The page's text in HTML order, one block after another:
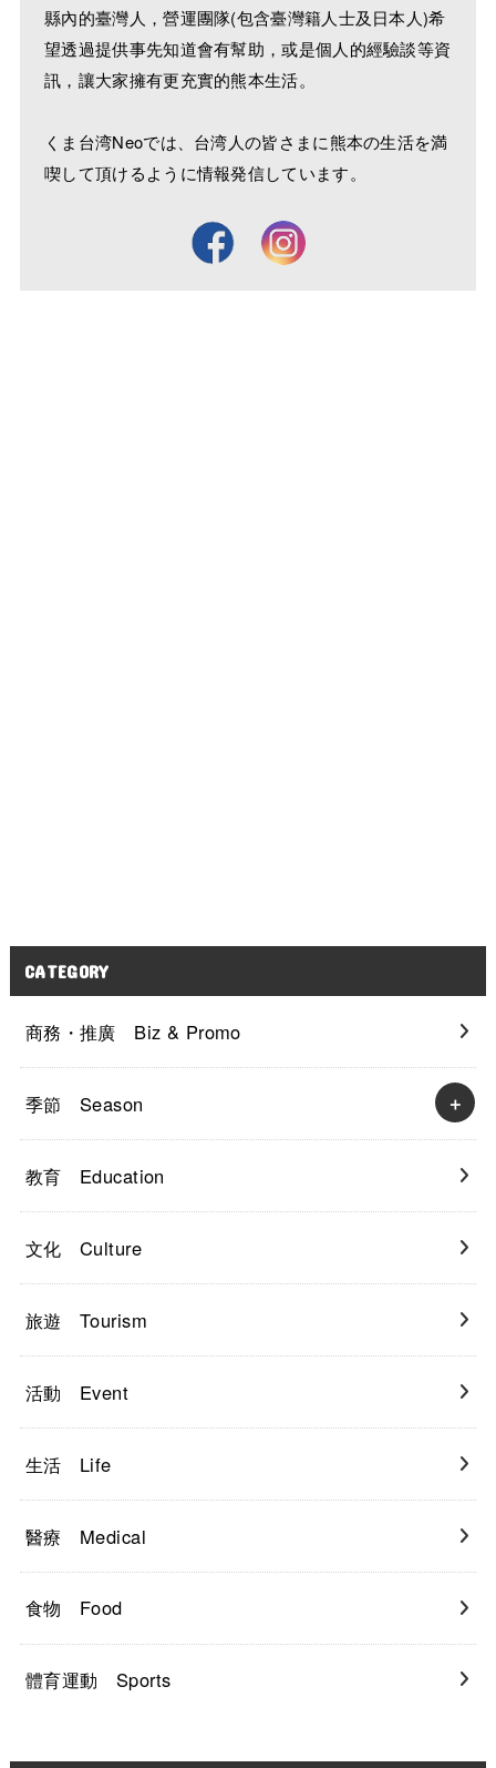
縣內的臺灣人，營運團隊(包含臺灣籍人士及日本人)希
望透過提供事先知道會有幫助，或是個人的經驗談等資
訊，讓大家擁有更充實的熊本生活。
くま台湾Neoでは、台湾人の皆さまに熊本の生活を満
喫して頂けるように情報発信しています。
CATEGORY
商務・推廣 Biz & Promo
季節 Season
教育 Education
文化 Culture
旅遊 Tourism
活動 Event
生活 Life
醫療 Medical
食物 Food
體育運動 Sports